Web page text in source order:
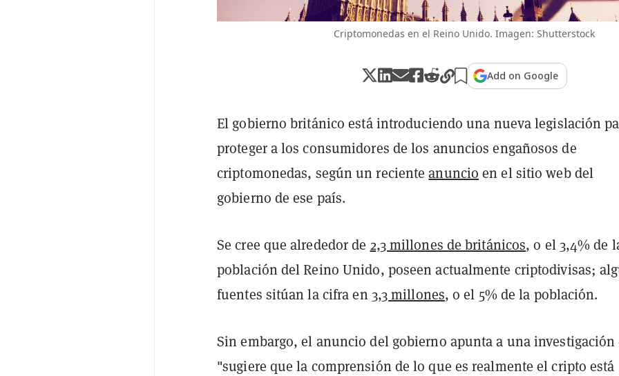
Criptomonedas en el Reino Unido. Imagen: Shutterstock
Add on Google
El gobierno británico está introduciendo una nueva legislación
proteger a los consumidores de los anuncios engañosos de
criptomonedas, según un recienteanuncio en el sitio web del
gobierno de ese país.
Se cree que alrededor de 2,3 millones de británicos, o el 3,4% de
población del Reino Unido, poseen actualmente criptodivisas;
fuentes sitúan la cifra en 3,3 millones, o el 5% de la población.
Sin embargo, el anuncio del gobierno apunta a una investigación
"sugiere que la comprensión de lo que es realmente el cripto está